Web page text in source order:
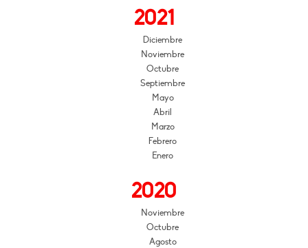
2021
Diciembre
Noviembre
Octubre
Septiembre
Mayo
Abril
Marzo
Febrero
Enero
2020
Noviembre
Octubre
Agosto